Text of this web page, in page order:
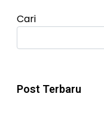
Cari
Post Terbaru